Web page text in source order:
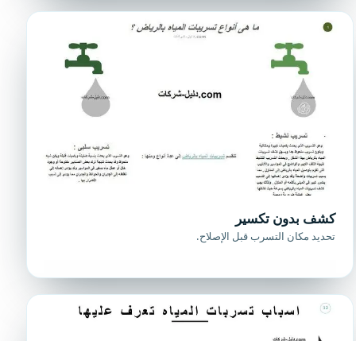
كشف بدون تكسير
تحديد مكان التسرب قبل الإصلاح.